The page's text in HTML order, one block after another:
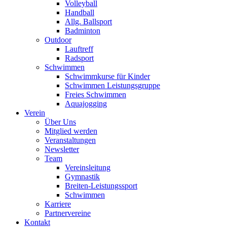
Volleyball
Handball
Allg. Ballsport
Badminton
Outdoor
Lauftreff
Radsport
Schwimmen
Schwimmkurse für Kinder
Schwimmen Leistungsgruppe
Freies Schwimmen
Aquajogging
Verein
Über Uns
Mitglied werden
Veranstaltungen
Newsletter
Team
Vereinsleitung
Gymnastik
Breiten-Leistungssport
Schwimmen
Karriere
Partnervereine
Kontakt